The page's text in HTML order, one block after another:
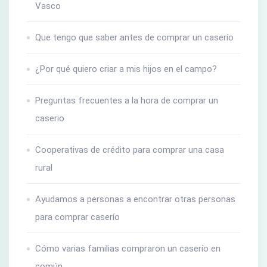
Vasco
Que tengo que saber antes de comprar un caserío
¿Por qué quiero criar a mis hijos en el campo?
Preguntas frecuentes a la hora de comprar un
caserio
Cooperativas de crédito para comprar una casa
rural
Ayudamos a personas a encontrar otras personas
para comprar caserío
Cómo varias familias compraron un caserío en